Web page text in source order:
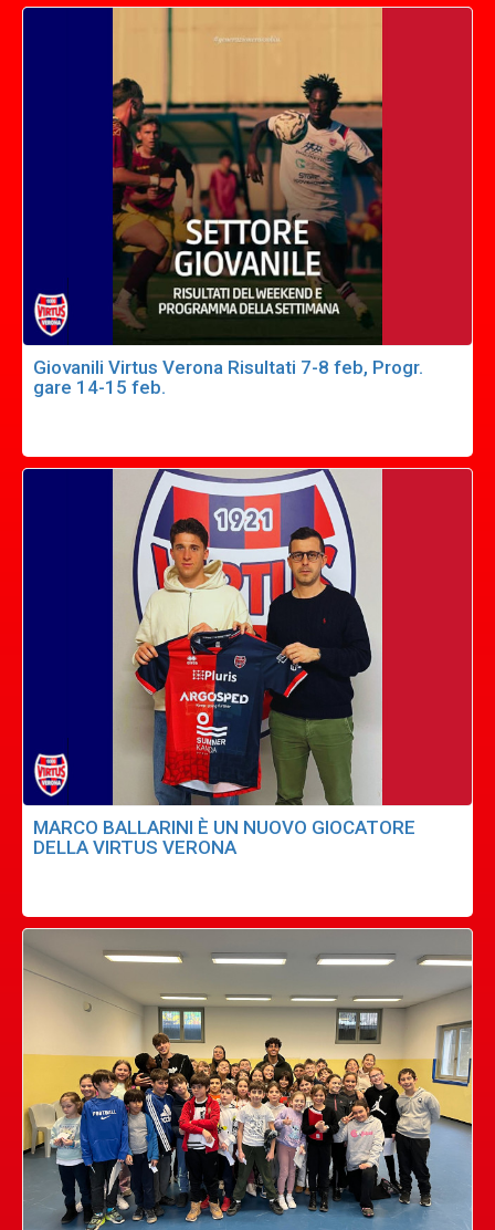
Giovanili Virtus Verona Risultati 7-8 feb, Progr.
gare 14-15 feb.
MARCO BALLARINI È UN NUOVO GIOCATORE
DELLA VIRTUS VERONA